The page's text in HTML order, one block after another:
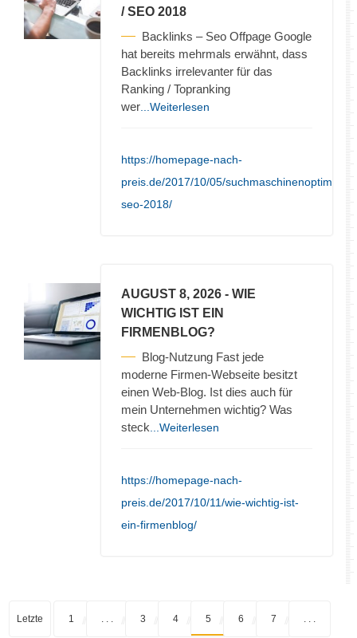
/ SEO 2018
Backlinks – Seo Offpage Google
hat bereits mehrmals erwähnt, dass
Backlinks irrelevanter für das
Ranking / Topranking
wer ...Weiterlesen
https://homepage-nach-
preis.de/2017/10/05/
seo-2018/
AUGUST 8, 2026 - WIE
WICHTIG IST EIN
FIRMENBLOG?
Blog-Nutzung Fast jede
moderne Firmen-Webseite besitzt
einen Web-Blog. Ist dies auch für
mein Unternehmen wichtig? Was
steck ...Weiterlesen
https://homepage-nach-
preis.de/2017/10/11/wie-wichtig-ist-
ein-firmenblog/
Letzte 1 3 4 5 6 7